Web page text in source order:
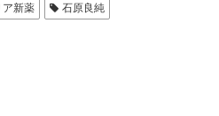
ア新薬 石原良純